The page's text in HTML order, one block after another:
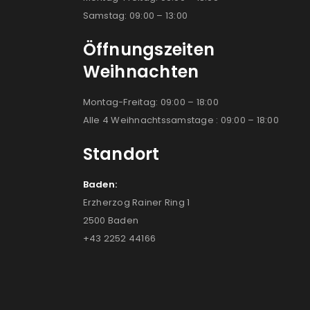
Samstag: 09:00 – 13:00
Öffnungszeiten
Weihnachten
Montag-Freitag: 09:00 – 18:00
Alle 4 Weihnachtssamstage : 09:00 – 18:00
Standort
Baden:
Erzherzog Rainer Ring 1
2500 Baden
+43 2252 44166